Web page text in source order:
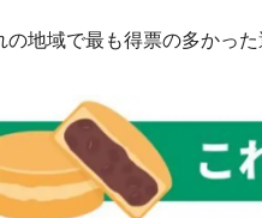
の地域で最も得票の多かっ